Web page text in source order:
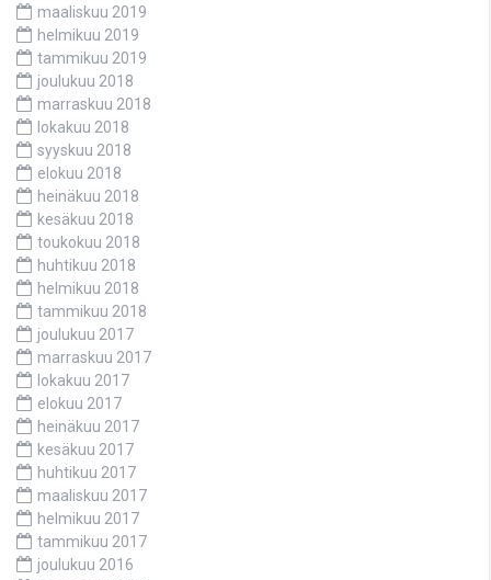
maaliskuu 2019
helmikuu 2019
tammikuu 2019
joulukuu 2018
marraskuu 2018
lokakuu 2018
syyskuu 2018
elokuu 2018
heinäkuu 2018
kesäkuu 2018
toukokuu 2018
huhtikuu 2018
helmikuu 2018
tammikuu 2018
joulukuu 2017
marraskuu 2017
lokakuu 2017
elokuu 2017
heinäkuu 2017
kesäkuu 2017
huhtikuu 2017
maaliskuu 2017
helmikuu 2017
tammikuu 2017
joulukuu 2016